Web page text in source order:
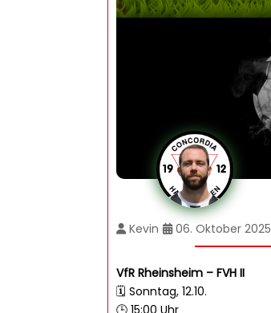
Kevin 06. Oktober 2025
VfR Rheinsheim – FVH II
🗓️ Sonntag, 12.10.